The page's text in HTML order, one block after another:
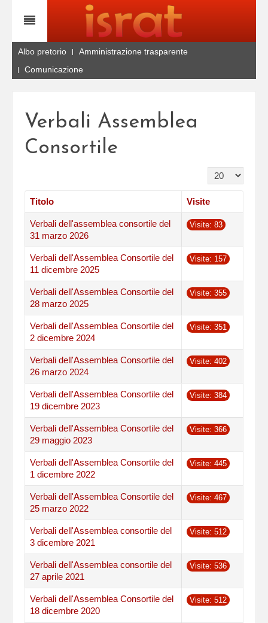
Albo pretorio
Amministrazione trasparente
Comunicazione
Verbali Assemblea
Consortile
Visualizza n.
Titolo Visite
Verbali dell'assemblea consortile del
31 marzo 2026
Visite: 83
Verbali dell'Assemblea Consortile del
11 dicembre 2025
Visite: 157
Verbali dell'Assemblea Consortile del
28 marzo 2025
Visite: 355
Verbali dell'Assemblea Consortile del
2 dicembre 2024
Visite: 351
Verbali dell'Assemblea Consortile del
26 marzo 2024
Visite: 402
Verbali dell'Assemblea Consortile del
19 dicembre 2023
Visite: 384
Verbali dell'Assemblea Consortile del
29 maggio 2023
Visite: 366
Verbali dell'Assemblea Consortile del
1 dicembre 2022
Visite: 445
Verbali dell'Assemblea Consortile del
25 marzo 2022
Visite: 467
Verbali dell'Assemblea consortile del
3 dicembre 2021
Visite: 512
Verbali dell'Assemblea consortile del
27 aprile 2021
Visite: 536
Verbali dell'Assemblea Consortile del
18 dicembre 2020
Visite: 512